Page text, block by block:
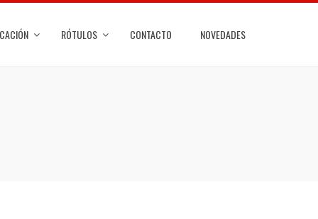
RÓTULOS CONTACTO NOVEDADES